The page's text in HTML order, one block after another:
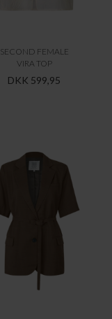
SECOND FEMALE
VIRA TOP
DKK 599,95